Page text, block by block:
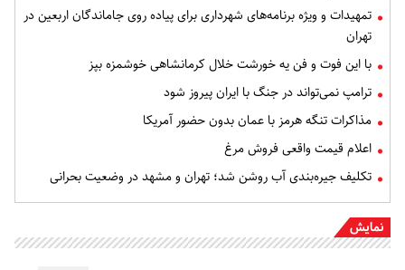
تمهیدات و ویژه برنامه‌های شهرداری برای پیاده روی جاماندگان اربعین در
تهران
با این فوت و فن یه خورشت خلال کرمانشاهی خوشمزه بپز
ترامپ نمی‌تواند در جنگ با ایران پیروز شود
مذاکرات تنگه هرمز با عمان بدون حضور آمریکا
اعلام قیمت واقعی فروش مرغ
تکلیف جیره‌بندی آب روشن شد؛ تهران و مشهد در وضعیت بحرانی
نمایش